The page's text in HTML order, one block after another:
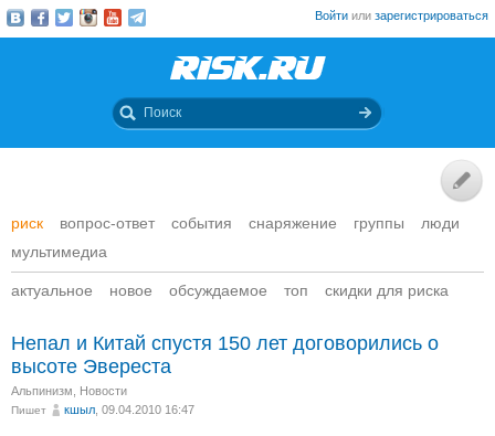
Войти или зарегистрироваться
риск вопрос-ответ события снаряжение группы
люди
мультимедиа
актуальное новое обсуждаемое топ скидки для риска
Непал и Китай спустя 150 лет договорились о
высоте Эвереста
Альпинизм Новости
Пишет кшыл , 09.04.2010 16:47